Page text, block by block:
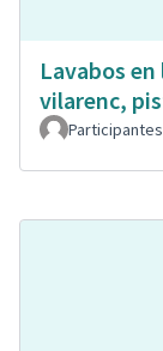
Lavabos
vilarenc,
Participantes